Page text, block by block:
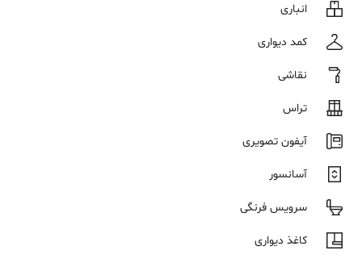
انباری
کمد دیواری
نقاشی
تراس
آیفون تصویری
آسانسور
سرویس فرنگی
کاغذ دیواری